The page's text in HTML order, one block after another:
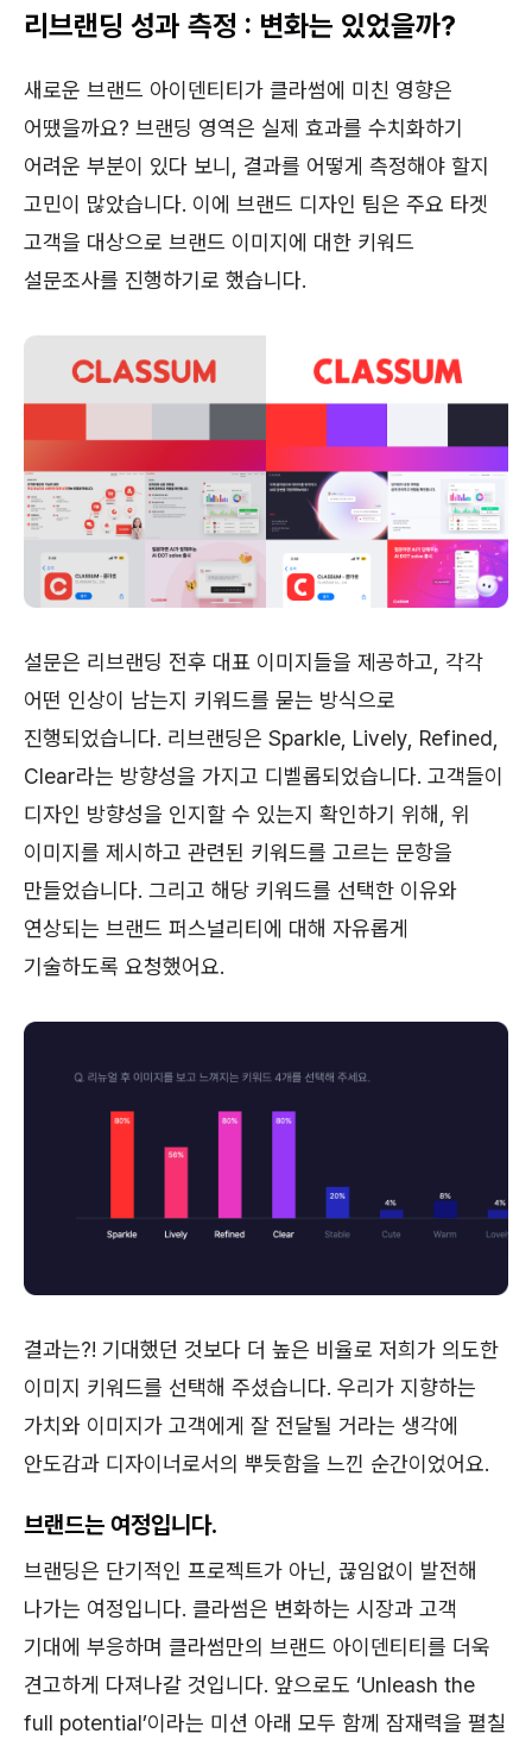
리브랜딩 성과 측정 : 변화는 있었을까?
새로운 브랜드 아이덴티티가 클라썸에 미친 영향은
어땠을까요? 브랜딩 영역은 실제 효과를 수치화하기
어려운 부분이 있다 보니, 결과를 어떻게 측정해야 할지
고민이 많았습니다. 이에 브랜드 디자인 팀은 주요 타겟
고객을 대상으로 브랜드 이미지에 대한 키워드
설문조사를 진행하기로 했습니다.
설문은 리브랜딩 전후 대표 이미지들을 제공하고, 각각
어떤 인상이 남는지 키워드를 묻는 방식으로
진행되었습니다. 리브랜딩은 Sparkle, Lively, Refined,
Clear라는 방향성을 가지고 디벨롭되었습니다. 고객들이
디자인 방향성을 인지할 수 있는지 확인하기 위해, 위
이미지를 제시하고 관련된 키워드를 고르는 문항을
만들었습니다. 그리고 해당 키워드를 선택한 이유와
연상되는 브랜드 퍼스널리티에 대해 자유롭게
기술하도록 요청했어요.
결과는?! 기대했던 것보다 더 높은 비율로 저희가 의도한
이미지 키워드를 선택해 주셨습니다. 우리가 지향하는
가치와 이미지가 고객에게 잘 전달될 거라는 생각에
안도감과 디자이너로서의 뿌듯함을 느낀 순간이었어요.
브랜드는 여정입니다.
브랜딩은 단기적인 프로젝트가 아닌, 끊임없이 발전해
나가는 여정입니다. 클라썸은 변화하는 시장과 고객
기대에 부응하며 클라썸만의 브랜드 아이덴티티를 더욱
견고하게 다져나갈 것입니다. 앞으로도 ‘Unleash the
full potential’이라는 미션 아래 모두 함께 잠재력을 펼칠